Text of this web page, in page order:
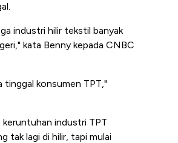
industri hilir tekstil banyak
kata Benny kepada CNBC
tinggal konsumen TPT,"
keruntuhan industri TPT
tak lagi di hilir, tapi mulai